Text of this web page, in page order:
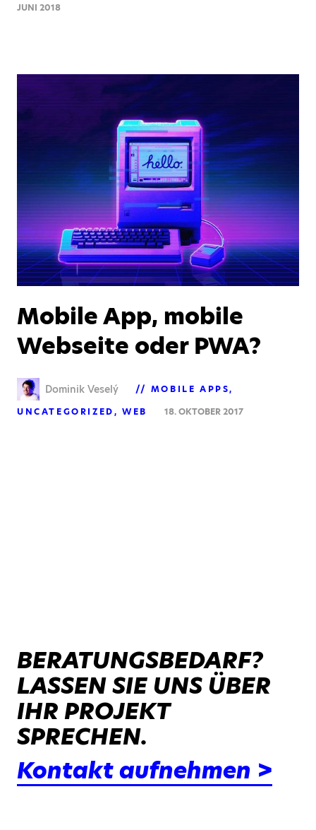
JUNI 2018
Mobile App, mobile
Webseite oder PWA?
Dominik Veselý
MOBILE APPS
UNCATEGORIZED
WEB 18. OKTOBER 2017
BERATUNGSBEDARF?
LASSEN SIE UNS ÜBER
IHR PROJEKT
SPRECHEN.
Kontakt aufnehmen >